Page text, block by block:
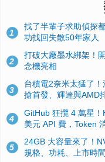
1
找了半輩子求助偵探
功找回失散50年家人
2
打破大廠墨水綁架！
念機亮相
3
台積電2奈米太猛了
搶首發、輝達與AMD
4
GitHub 狂攬 4 萬星
美元 API 費，Token
5
24GB 大容量來了！
規格、功耗、上市時間